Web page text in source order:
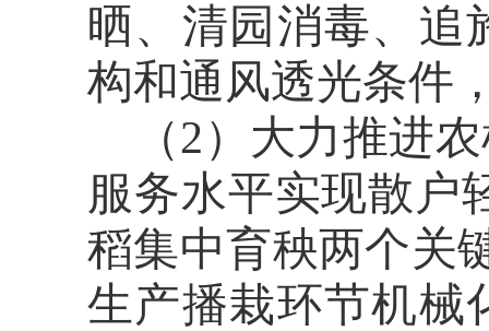
晒、清园消毒、追
构和通风透光条件
（2）大力推进
服务水平实现散户
稻集中育秧两个关
生产播栽环节机械